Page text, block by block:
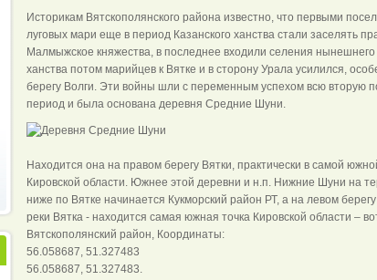
Историкам Вятскополянского района известно, что первыми
луговых мари еще в период Казанского ханства стали заселять
Малмыжское княжества, в последнее входили селения
ханства потом марийцев к Вятке и в сторону Урала усилился,
берегу Волги. Эти войны шли с переменным успехом всю вторую
период и была основана деревня Средние Шуни.
Находится она на правом берегу Вятки, практически в самой
Кировской области. Южнее этой деревни и н.п. Нижние Шуни на
ниже по Вятке начинается Кукморский район РТ, а на левом
реки Вятка - находится самая южная точка Кировской области –
Вятскополянский район, Координаты:
56.058687, 51.327483
56.058687, 51.327483.